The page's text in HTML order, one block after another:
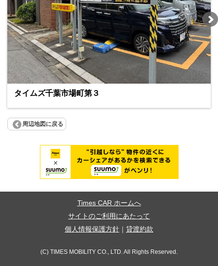
タイムズ千葉市場町第３
周辺地図に戻る
Times CAR ホームへ
サイトのご利用にあたって
個人情報保護方針
貸渡約款
(C) TIMES MOBILITY CO., LTD. All Rights Reserved.